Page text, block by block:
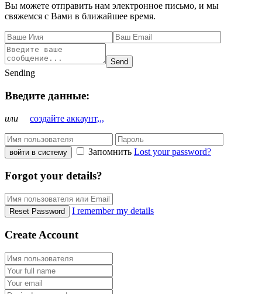
Вы можете отправить нам электронное письмо, и мы
свяжемся с Вами в ближайшее время.
Send
Sending
Введите данные:
или создайте аккаунт,,,
войти в систему Запомнить Lost your password?
Forgot your details?
Reset Password I remember my details
Create Account